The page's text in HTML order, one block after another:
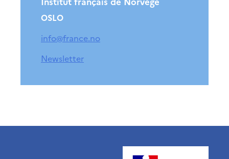
Doktorgrader og
French+Sciences
VITENSKAP OG
Cooperation
OSLO
info@france.no
Newsletter